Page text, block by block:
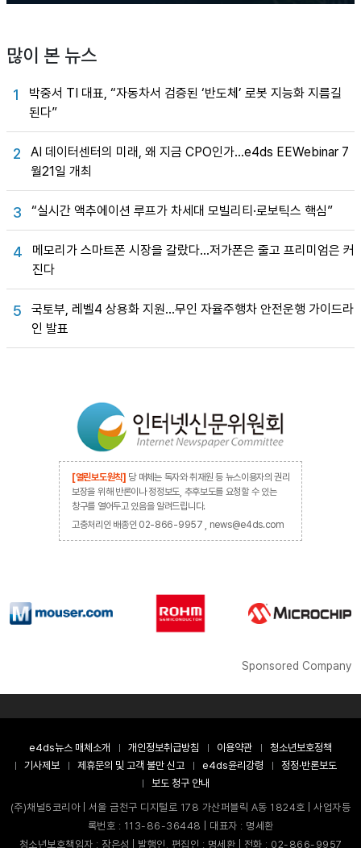
많이 본 뉴스
1
박중서 TI 대표, “자동차서 검증된 ‘반도체’ 로봇 지능화 지름길
된다”
2
AI 데이터센터의 미래, 왜 지금 CPO인가…e4ds EEWebinar 7
월21일 개최
3 “실시간 액추에이션 루프가 차세대 모빌리티·로보틱스 핵심”
4
메모리가 스마트폰 시장을 갈랐다…저가폰은 줄고 프리미엄은 커
진다
5
국토부, 레벨4 상용화 지원…무인 자율주행차 안전운행 가이드라
인 발표
[열린보도원칙] 당 매체는 독자와 취재원 등 뉴스이용자의 권리
보장을 위해 반론이나 정정보도, 추후보도를 요청할 수 있는
창구를 열어두고 있음을 알려드립니다.
고충처리인 배종인 02-866-9957 , news@e4ds.com
Sponsored Company
e4ds뉴스 매체소개 개인정보취급방침 이용약관
청소년보호정책
기사제보
제휴문의 및 고객 불만 신고 e4ds윤리강령
정정·반론보도
보도 청구 안내
(주)채널5코리아 | 서울 금천구 디지털로 178 가산퍼블릭 A동 1824호 | 사업자등
록번호 : 113-86-36448 | 대표자 : 명세환
청소년보호책임자 : 장은성 | 발행인, 편집인 : 명세환 | 전화 : 02-866-9957